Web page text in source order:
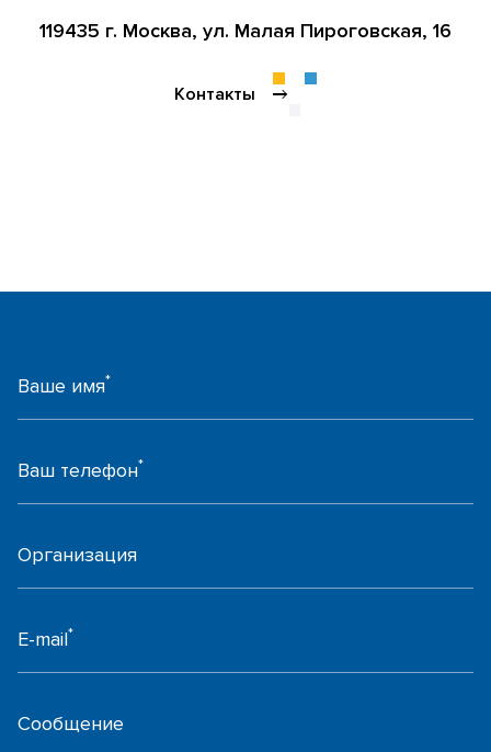
119435 г. Москва, ул. Малая Пироговская, 16
Контакты
Ваше имя*
Ваш телефон*
Организация
E-mail*
Сообщение